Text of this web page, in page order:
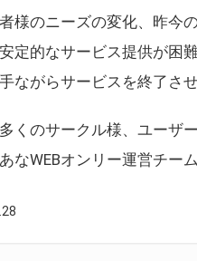
様のニーズの変化、昨今
定的なサービス提供が困
ながらサービスを終了さ
くのサークル様、ユーザ
なWEBオンリー運営チー